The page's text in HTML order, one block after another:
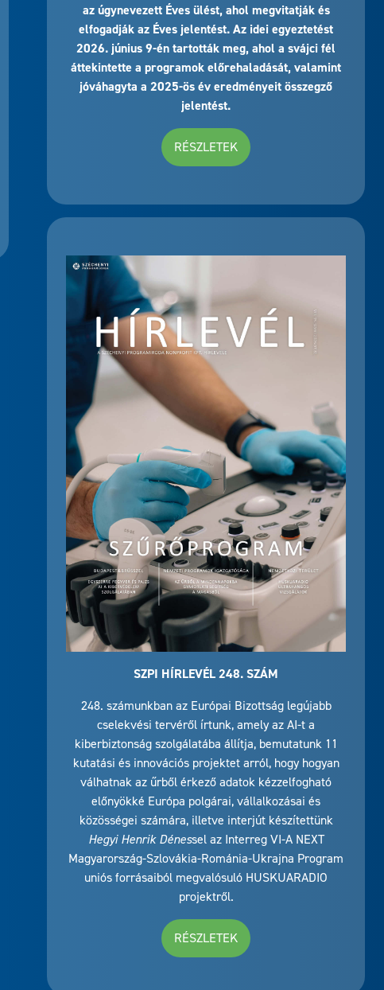
az úgynevezett Éves ülést, ahol megvitatják és
elfogadják az Éves jelentést. Az idei egyeztetést
2026. június 9-én tartották meg, ahol a svájci fél
áttekintette a programok előrehaladását, valamint
jóváhagyta a 2025-ös év eredményeit összegző
jelentést.
RÉSZLETEK
SZPI HÍRLEVÉL 248. SZÁM
248. számunkban az Európai Bizottság legújabb
cselekvési tervéről írtunk, amely az AI-t a
kiberbiztonság szolgálatába állítja, bemutatunk 11
kutatási és innovációs projektet arról, hogy hogyan
válhatnak az űrből érkező adatok kézzelfogható
előnyökké Európa polgárai, vállalkozásai és
közösségei számára, illetve interjút készítettünk
Hegyi Henrik Dénessel az Interreg VI-A NEXT
Magyarország-Szlovákia-Románia-Ukrajna Program
uniós forrásaiból megvalósuló HUSKUARADIO
projektről.
RÉSZLETEK